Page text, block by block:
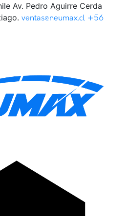
Av. Pedro Aguirre Cerda
ventas@neumax.cl +56